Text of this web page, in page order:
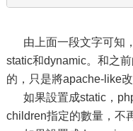
由上面一段文字可知
static和dynamic。和之
的，只是將apache-like
如果設置成static，
children指定的數量，不